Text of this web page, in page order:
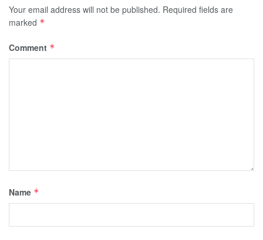
Your email address will not be published. Required fields are
marked *
Comment *
Name *